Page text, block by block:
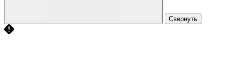
Свернуть